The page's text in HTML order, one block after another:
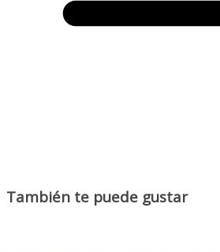
También te puede gustar